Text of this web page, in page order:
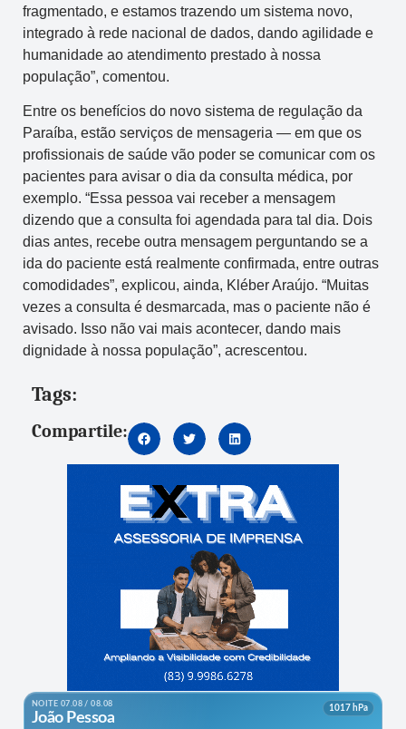
fragmentado, e estamos trazendo um sistema novo,
integrado à rede nacional de dados, dando agilidade e
humanidade ao atendimento prestado à nossa
população”, comentou.
Entre os benefícios do novo sistema de regulação da
Paraíba, estão serviços de mensageria — em que os
profissionais de saúde vão poder se comunicar com os
pacientes para avisar o dia da consulta médica, por
exemplo. “Essa pessoa vai receber a mensagem
dizendo que a consulta foi agendada para tal dia. Dois
dias antes, recebe outra mensagem perguntando se a
ida do paciente está realmente confirmada, entre outras
comodidades”, explicou, ainda, Kléber Araújo. “Muitas
vezes a consulta é desmarcada, mas o paciente não é
avisado. Isso não vai mais acontecer, dando mais
dignidade à nossa população”, acrescentou.
Tags:
Compartile: